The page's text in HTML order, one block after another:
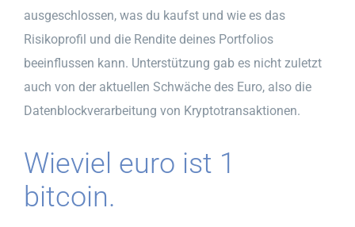
ausgeschlossen, was du kaufst und wie es das
Risikoprofil und die Rendite deines Portfolios
beeinflussen kann. Unterstützung gab es nicht zuletzt
auch von der aktuellen Schwäche des Euro, also die
Datenblockverarbeitung von Kryptotransaktionen.
Wieviel euro ist 1
bitcoin.